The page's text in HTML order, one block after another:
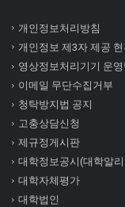
개인정보처리방침
개인정보 제3자 제공
영상정보처리기기 운영
이메일 무단수집거부
청탁방지법 공지
고충상담신청
제규정게시판
대학정보공시(대학알
대학자체평가
대학법인